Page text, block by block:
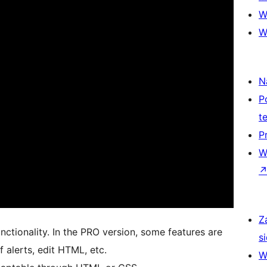
In the PRO version, some features are
alerts, edit HTML, etc.
↗